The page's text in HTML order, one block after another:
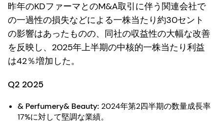
昨年のKDファーマとのM&A取引に伴う関連会社で
の一過性の損失などによる一株当たり約30セント
の影響はあったものの、同社の収益性の大幅な改善
を反映し、2025年上半期の中核的一株当たり利益
は42％増加した。
Q2 2025
& Perfumery& Beauty: 2024年第2四半期の数量成長率
17%に対して堅調な業績。